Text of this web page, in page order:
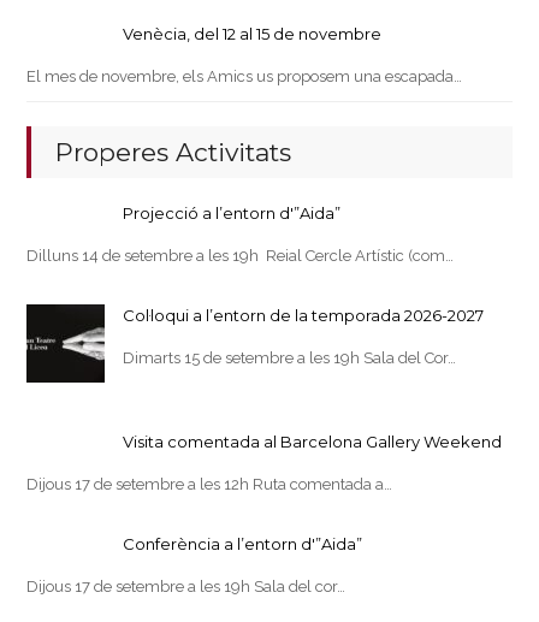
Venècia, del 12 al 15 de novembre
El mes de novembre, els Amics us proposem una escapada…
Properes Activitats
Projecció a l’entorn d'”Aida”
Dilluns 14 de setembre a les 19h Reial Cercle Artístic (com…
Col·loqui a l’entorn de la temporada 2026-2027
Dimarts 15 de setembre a les 19h Sala del Cor…
Visita comentada al Barcelona Gallery Weekend
Dijous 17 de setembre a les 12h Ruta comentada a…
Conferència a l’entorn d'”Aida”
Dijous 17 de setembre a les 19h Sala del cor…